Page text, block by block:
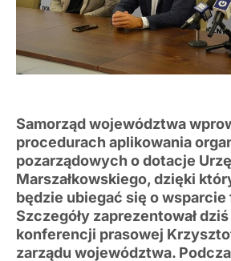
Samorząd województwa
procedurach aplikowania
pozarządowych o dotacje
Marszałkowskiego, dzięki
będzie ubiegać się o
Szczegóły zaprezentował
konferencji prasowej
zarządu województwa.